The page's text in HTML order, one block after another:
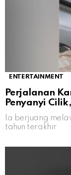
ENTERTAINMENT
Perjalanan
Penyanyi
Ia berjuang
tahun terakhir